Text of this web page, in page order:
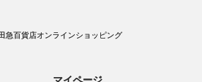
急百貨店オンラインショッピング
マイページ